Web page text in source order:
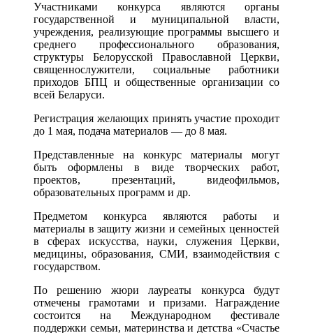
Участниками конкурса являются органы
государственной и муниципальной власти,
учреждения, реализующие программы высшего и
среднего профессионального образования,
структуры Белорусской Православной Церкви,
священнослужители, социальные работники
приходов БПЦ и общественные организации со
всей Беларуси.
Регистрация желающих принять участие проходит
до 1 мая, подача материалов — до 8 мая.
Представленные на конкурс материалы могут
быть оформлены в виде творческих работ,
проектов, презентаций, видеофильмов,
образовательных программ и др.
Предметом конкурса являются работы и
материалы в защиту жизни и семейных ценностей
в сферах искусства, науки, служения Церкви,
медицины, образования, СМИ, взаимодействия с
государством.
По решению жюри лауреаты конкурса будут
отмечены грамотами и призами. Награждение
состоится на Международном фестивале
поддержки семьи, материнства и детства «Счастье